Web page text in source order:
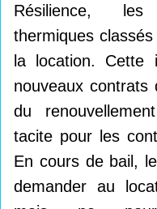
Résilience, les
thermiques
la location. Cette
nouveaux
du
tacite pour les
En cours de bail,
demander au